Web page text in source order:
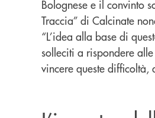
Bolognese e il convinto
Traccia” di Calcinate
“L’idea alla base di
solleciti a rispondere
vincere queste difficoltà,